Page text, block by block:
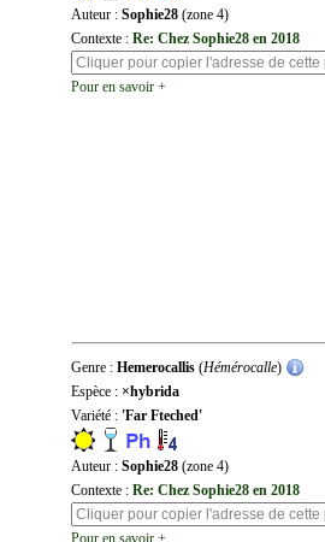
Auteur : Sophie28 (zone 4)
Contexte : Re: Chez Sophie28 en 2018
Pour en savoir +
Genre : Hemerocallis (Hémérocalle)
Espèce : ×hybrida
Variété : 'Far Fteched'
Auteur : Sophie28 (zone 4)
Contexte : Re: Chez Sophie28 en 2018
Pour en savoir +